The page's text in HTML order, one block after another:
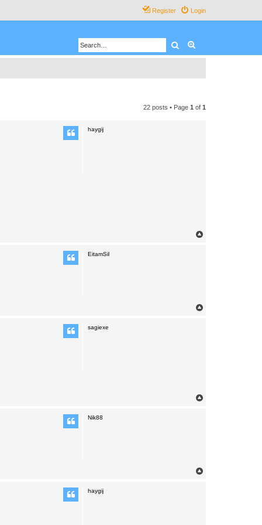
Login
Register
Search
22 posts • Page 1 of 1
haygij
EitamSil
sagiexe
Nik88
haygij